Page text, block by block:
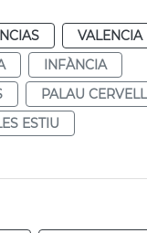
VALENCIA
INFÀNCIA
PALAU
ESTIU